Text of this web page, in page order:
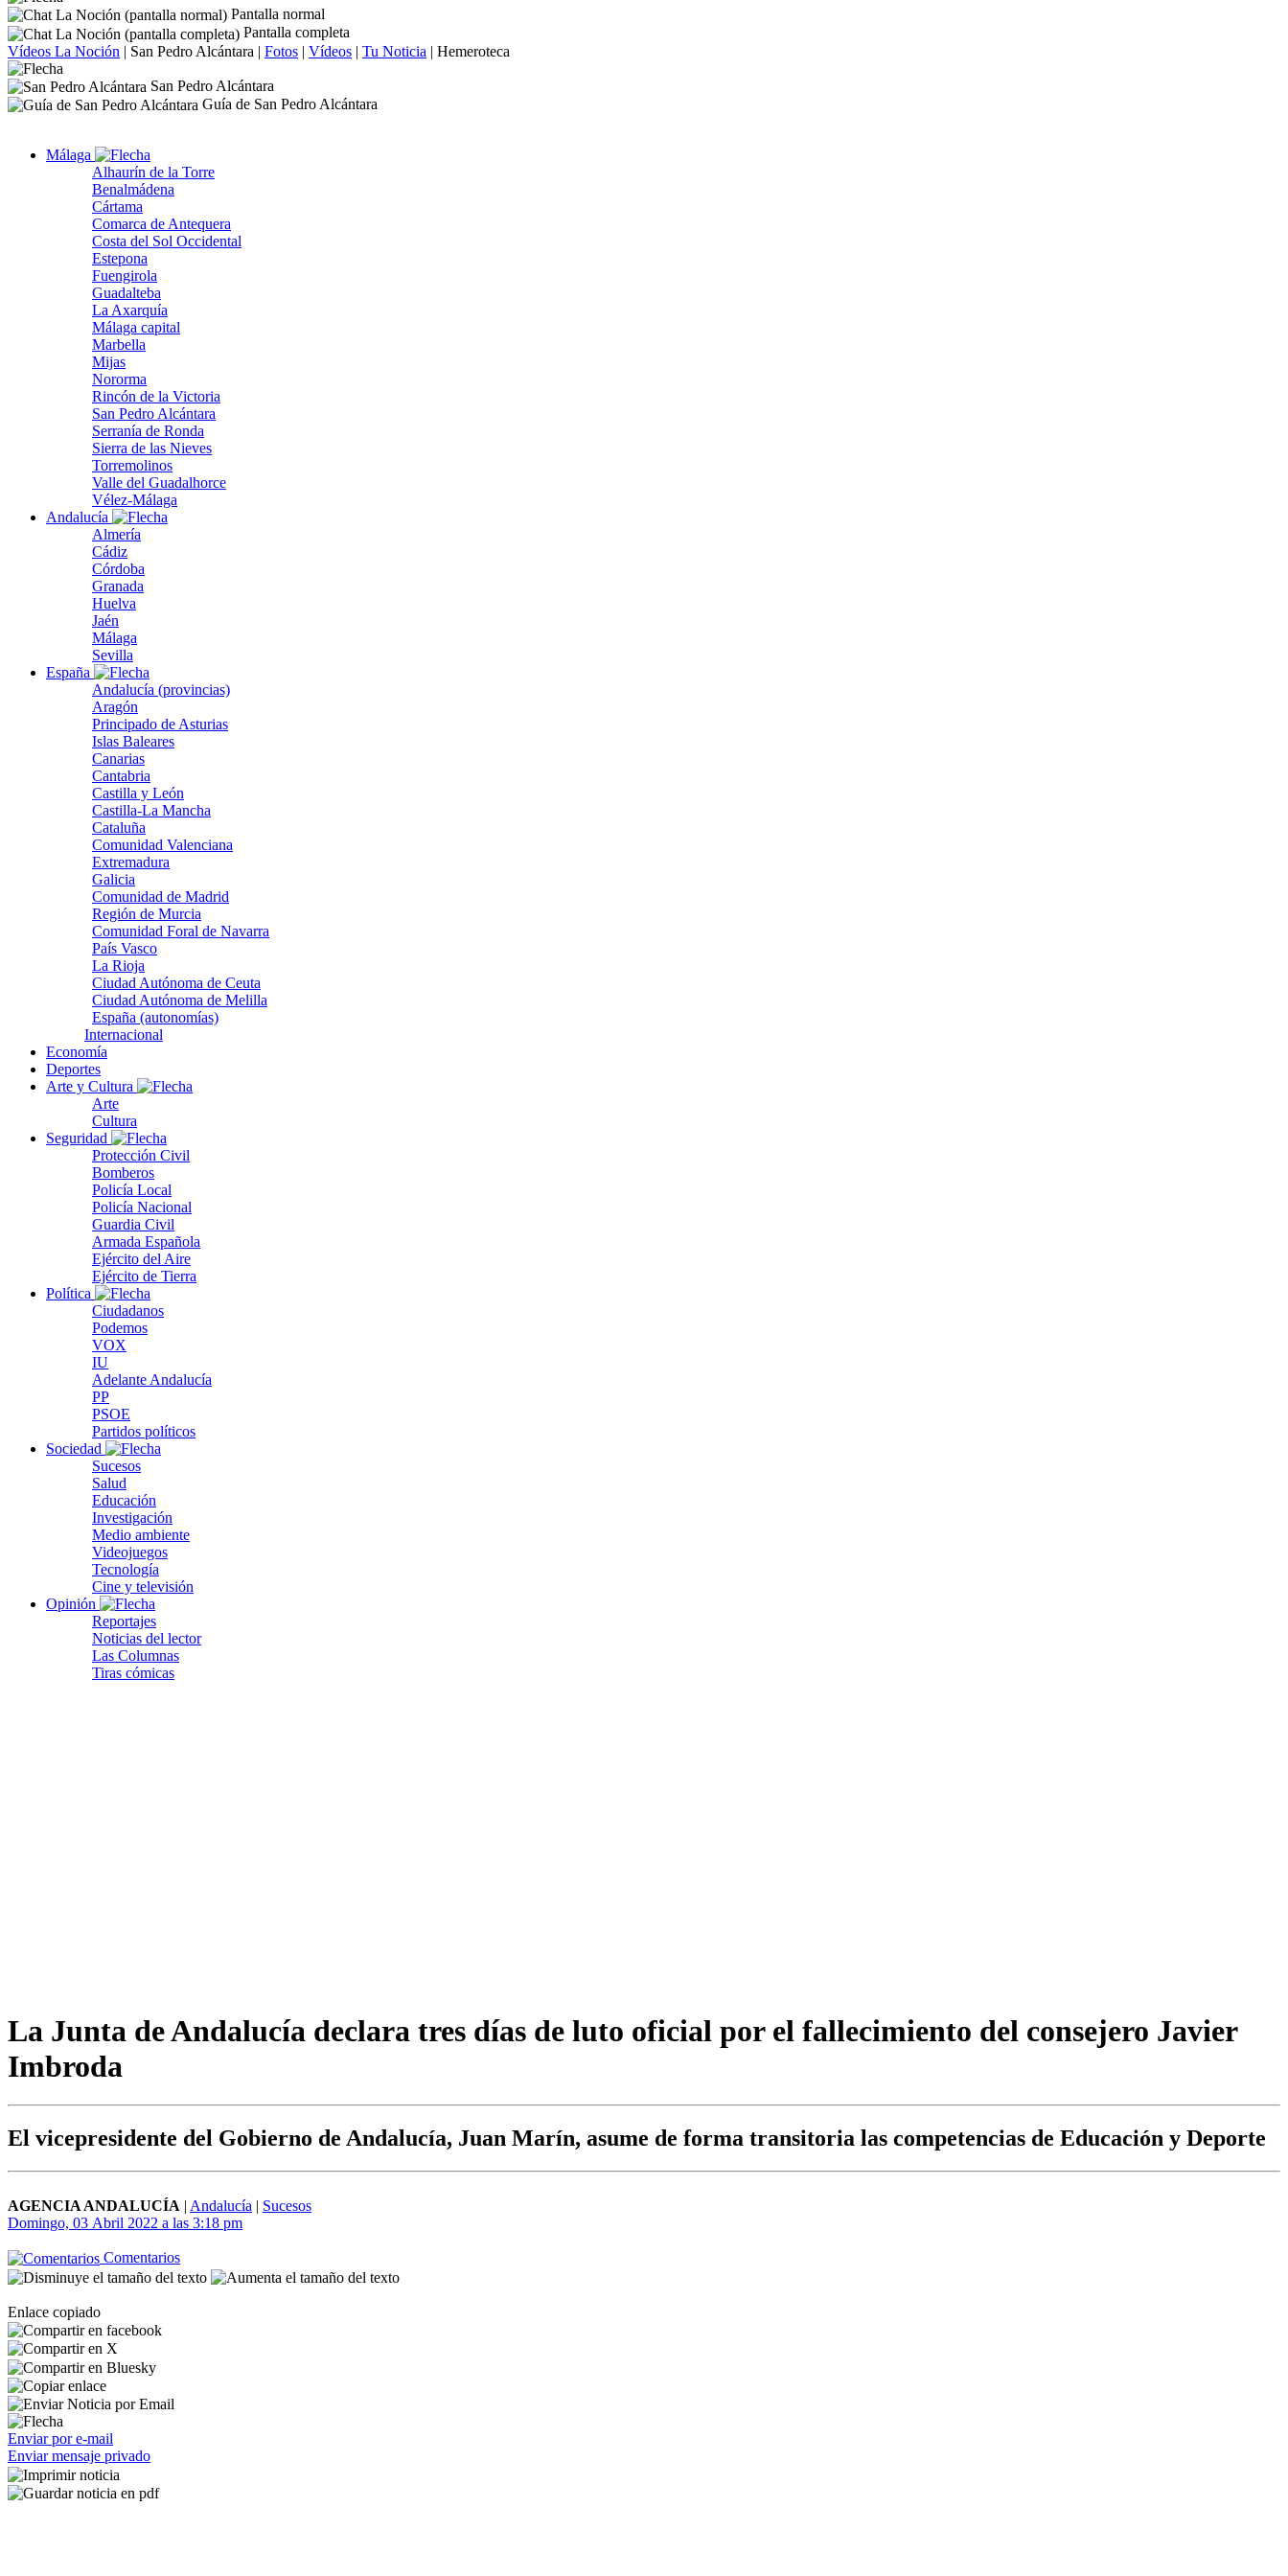
Pantalla normal
Pantalla completa
Vídeos La Noción | San Pedro Alcántara | Fotos | Vídeos | Tu Noticia | Hemeroteca
San Pedro Alcántara
Guía de San Pedro Alcántara
Málaga
Alhaurín de la Torre
Benalmádena
Cártama
Comarca de Antequera
Costa del Sol Occidental
Estepona
Fuengirola
Guadalteba
La Axarquía
Málaga capital
Marbella
Mijas
Nororma
Rincón de la Victoria
San Pedro Alcántara
Serranía de Ronda
Sierra de las Nieves
Torremolinos
Valle del Guadalhorce
Vélez-Málaga
Andalucía
Almería
Cádiz
Córdoba
Granada
Huelva
Jaén
Málaga
Sevilla
España
Andalucía (provincias)
Aragón
Principado de Asturias
Islas Baleares
Canarias
Cantabria
Castilla y León
Castilla-La Mancha
Cataluña
Comunidad Valenciana
Extremadura
Galicia
Comunidad de Madrid
Región de Murcia
Comunidad Foral de Navarra
País Vasco
La Rioja
Ciudad Autónoma de Ceuta
Ciudad Autónoma de Melilla
España (autonomías)
Internacional
Economía
Deportes
Arte y Cultura
Arte
Cultura
Seguridad
Protección Civil
Bomberos
Policía Local
Policía Nacional
Guardia Civil
Armada Española
Ejército del Aire
Ejército de Tierra
Política
Ciudadanos
Podemos
VOX
IU
Adelante Andalucía
PP
PSOE
Partidos políticos
Sociedad
Sucesos
Salud
Educación
Investigación
Medio ambiente
Videojuegos
Tecnología
Cine y televisión
Opinión
Reportajes
Noticias del lector
Las Columnas
Tiras cómicas
La Junta de Andalucía declara tres días de luto oficial por el fallecimiento del consejero Javier
Imbroda
El vicepresidente del Gobierno de Andalucía, Juan Marín, asume de forma transitoria las competencias de Educación y Deporte
AGENCIA ANDALUCÍA | Andalucía | Sucesos
Domingo, 03 Abril 2022 a las 3:18 pm
Comentarios
Enlace copiado
Enviar por e-mail
Enviar mensaje privado